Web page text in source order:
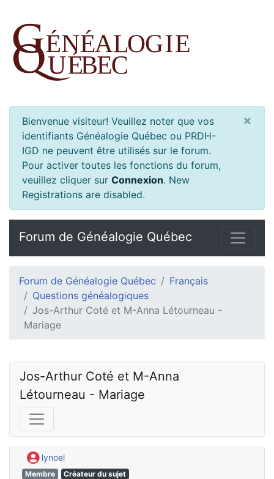
Bienvenue visiteur! Veuillez noter que vos
identifiants Généalogie Québec ou PRDH-
IGD ne peuvent être utilisés sur le forum.
Pour activer toutes les fonctions du forum,
veuillez cliquer sur Connexion. New
Registrations are disabled.
×
Forum de Généalogie Québec
Forum de Généalogie Québec
Français
Questions généalogiques
Jos-Arthur Coté et M-Anna Létourneau -
Mariage
Jos-Arthur Coté et M-Anna
Létourneau - Mariage
lynoel
Membre Créateur du sujet